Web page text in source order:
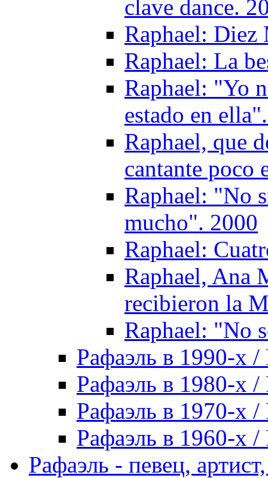
clave dance.
Raphael:
Raphael: La
Raphael: "Yo
estado en
Raphael, que
cantante poco
Raphael: "No
mucho". 2000
Raphael:
Raphael, Ana
recibieron la
Raphael: "No
Рафаэль в 1990-х /
Рафаэль в 1980-х /
Рафаэль в 1970-х /
Рафаэль в 1960-х /
Рафаэль - певец,